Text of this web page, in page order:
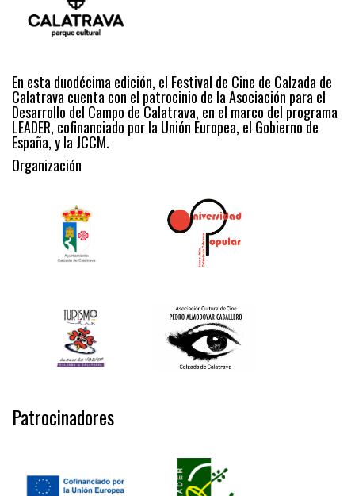
En esta duodécima edición, el Festival de Cine de Calzada de
Calatrava cuenta con el patrocinio de la Asociación para el
Desarrollo del Campo de Calatrava, en el marco del programa
LEADER, cofinanciado por la Unión Europea, el Gobierno de
España, y la JCCM.
Organización
Patrocinadores